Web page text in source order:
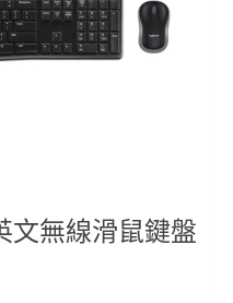
文無線滑鼠鍵盤